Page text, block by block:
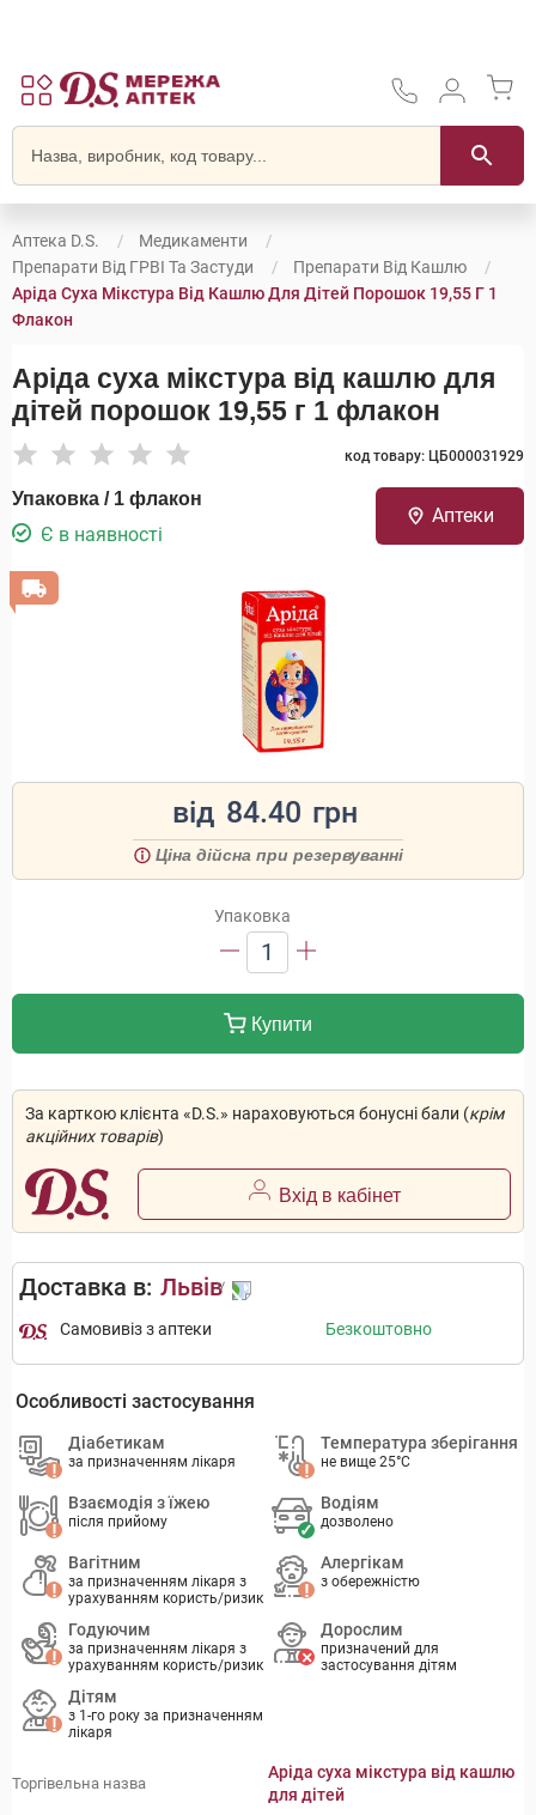
Аптека D.S.
Медикаменти
Препарати Від ГРВІ Та Застуди
Препарати Від Кашлю
Аріда Суха Мікстура Від Кашлю Для Дітей Порошок 19,55 Г 1
Флакон
Аріда суха мікстура від кашлю для
дітей порошок 19,55 г 1 флакон
код товару: ЦБ000031929
Упаковка / 1 флакон
Є в наявності
Аптеки
від 84.40 грн
Ціна дійсна при резервуванні
Упаковка
1
Купити
За карткою клієнта «D.S.» нараховуються бонусні бали (крім
акційних товарів)
Вхід в кабінет
Доставка в: Львів
Самовивіз з аптеки Безкоштовно
Особливості застосування
Діабетикам
за призначенням лікаря
Температура зберігання
не вище 25°C
Взаємодія з їжею
після прийому
Водіям
дозволено
Вагітним
за призначенням лікаря з
урахуванням користь/ризик
Алергікам
з обережністю
Годуючим
за призначенням лікаря з
урахуванням користь/ризик
Дорослим
призначений для
застосування дітям
Дітям
з 1-го року за призначенням
лікаря
Торгівельна назва
Аріда суха мікстура від кашлю
для дітей